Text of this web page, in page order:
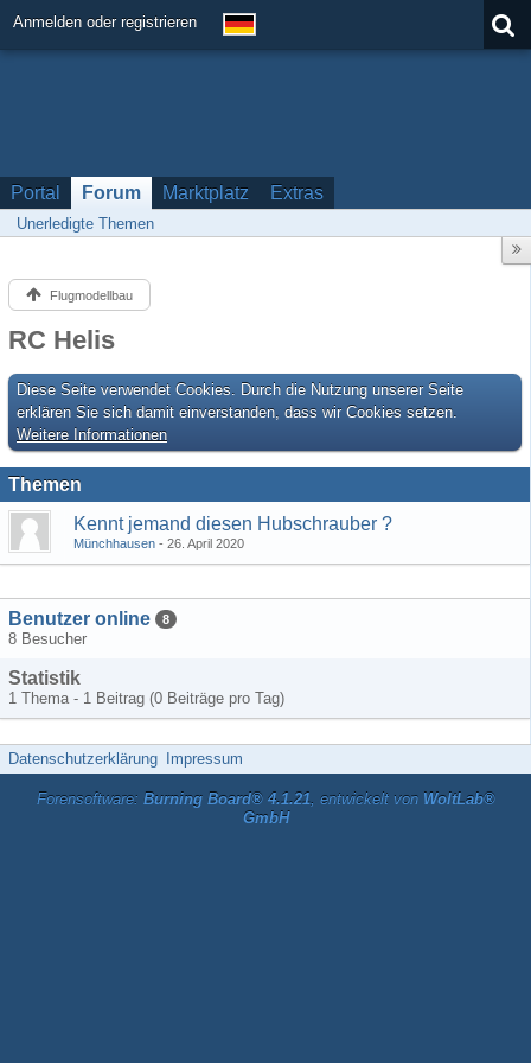
Anmelden oder registrieren
Portal Forum Marktplatz Extras
Unerledigte Themen
Flugmodellbau
RC Helis
Diese Seite verwendet Cookies. Durch die Nutzung unserer Seite
erklären Sie sich damit einverstanden, dass wir Cookies setzen.
Weitere Informationen
Themen
Kennt jemand diesen Hubschrauber ?
Münchhausen 26. April 2020
Benutzer online 8
8 Besucher
Statistik
1 Thema - 1 Beitrag (0 Beiträge pro Tag)
Datenschutzerklärung Impressum
Forensoftware: Burning Board® 4.1.21, entwickelt von WoltLab®
GmbH